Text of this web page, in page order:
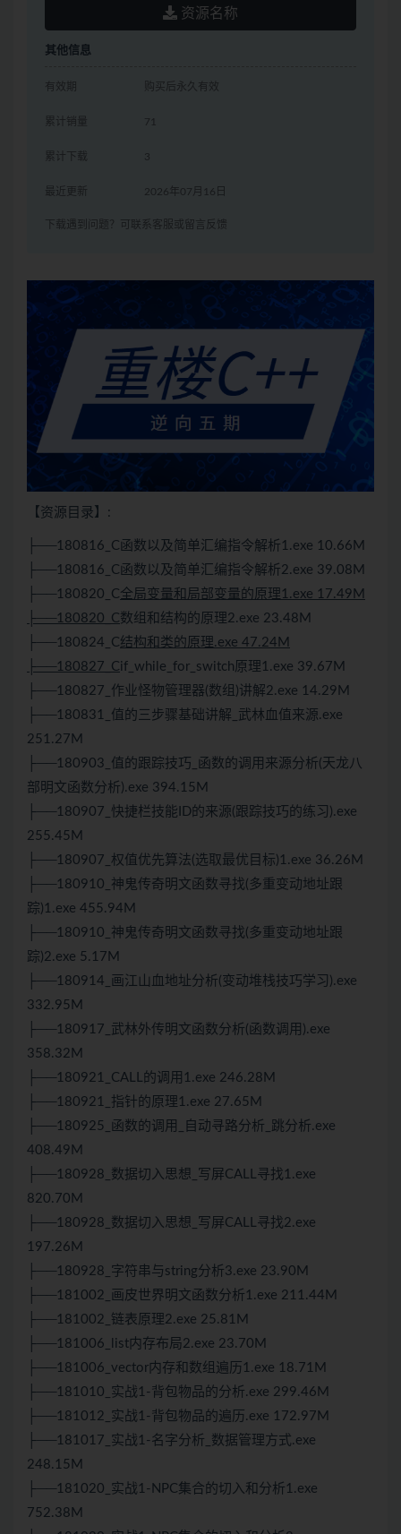
资源名称
其他信息
有效期 购买后永久有效
累计销量 71
累计下载 3
最近更新 2026年07月16日
下载遇到问题？可联系客服或留言反馈
【资源目录】:
├──180816_C函数以及简单汇编指令解析1.exe 10.66M
├──180816_C函数以及简单汇编指令解析2.exe 39.08M
├──180820_C全局变量和局部变量的原理1.exe 17.49M
├──180820_C数组和结构的原理2.exe 23.48M
├──180824_C结构和类的原理.exe 47.24M
├──180827_Cif_while_for_switch原理1.exe 39.67M
├──180827_作业怪物管理器(数组)讲解2.exe 14.29M
├──180831_值的三步骤基础讲解_武林血值来源.exe
251.27M
├──180903_值的跟踪技巧_函数的调用来源分析(天龙八
部明文函数分析).exe 394.15M
├──180907_快捷栏技能ID的来源(跟踪技巧的练习).exe
255.45M
├──180907_权值优先算法(选取最优目标)1.exe 36.26M
├──180910_神鬼传奇明文函数寻找(多重变动地址跟
踪)1.exe 455.94M
├──180910_神鬼传奇明文函数寻找(多重变动地址跟
踪)2.exe 5.17M
├──180914_画江山血地址分析(变动堆栈技巧学习).exe
332.95M
├──180917_武林外传明文函数分析(函数调用).exe
358.32M
├──180921_CALL的调用1.exe 246.28M
├──180921_指针的原理1.exe 27.65M
├──180925_函数的调用_自动寻路分析_跳分析.exe
408.49M
├──180928_数据切入思想_写屏CALL寻找1.exe
820.70M
├──180928_数据切入思想_写屏CALL寻找2.exe
197.26M
├──180928_字符串与string分析3.exe 23.90M
├──181002_画皮世界明文函数分析1.exe 211.44M
├──181002_链表原理2.exe 25.81M
├──181006_list内存布局2.exe 23.70M
├──181006_vector内存和数组遍历1.exe 18.71M
├──181010_实战1-背包物品的分析.exe 299.46M
├──181012_实战1-背包物品的遍历.exe 172.97M
├──181017_实战1-名字分析_数据管理方式.exe
248.15M
├──181020_实战1-NPC集合的切入和分析1.exe
752.38M